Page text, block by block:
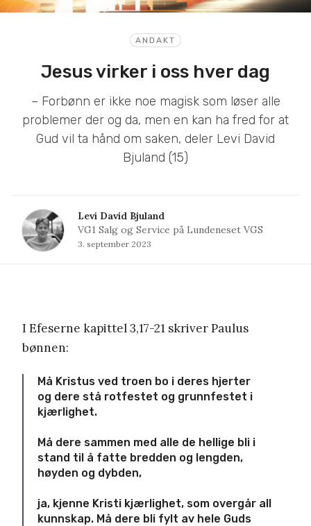
ANDAKT
Jesus virker i oss hver dag
– Forbønn er ikke noe magisk som løser alle
problemer der og da, men en kan ha fred for at
Gud vil ta hånd om saken, deler Levi David
Bjuland (15)
Levi David Bjuland
VG1 Salg og Service på Lundeneset VGS
3. september 2023
I Efeserne kapittel 3,17-21 skriver Paulus
bønnen:
Må Kristus ved troen bo i deres hjerter
og dere stå rotfestet og grunnfestet i
kjærlighet.
Må dere sammen med alle de hellige bli i
stand til å fatte bredden og lengden,
høyden og dybden,
ja, kjenne Kristi kjærlighet, som overgår all
kunnskap. Må dere bli fylt av hele Guds